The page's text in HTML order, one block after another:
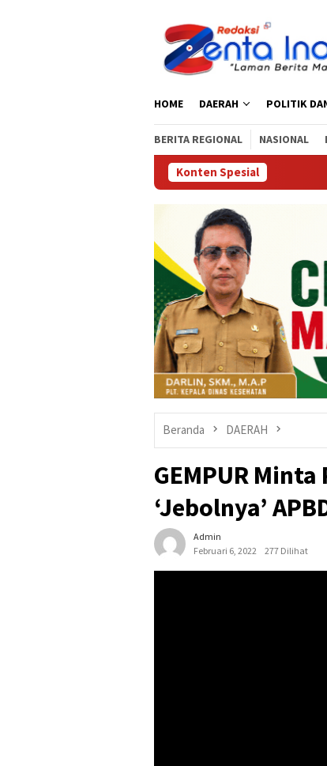
HOME DAERAH POLITIK
BERITA REGIONAL NASIONAL
Konten Spesial
Beranda DAERAH
GEMPUR
‘Jebolnya’
Admin
Februari 6, 2022
277 Dilihat